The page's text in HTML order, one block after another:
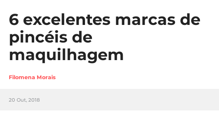
Carreira
Casa
Lifestyle
Sociedade
6 excelentes marcas de
pincéis de
maquilhagem
Filomena Morais
20 Out, 2018